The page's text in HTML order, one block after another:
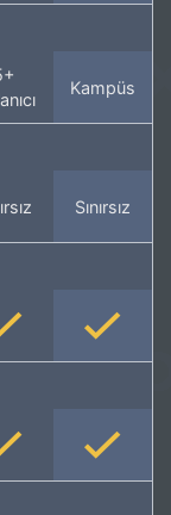
Kampüs
Sınırsız